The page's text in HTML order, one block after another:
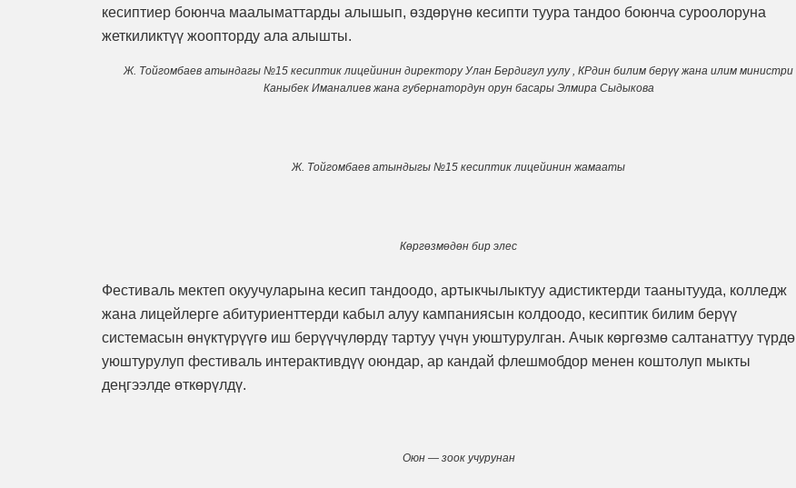
кесиптиер боюнча маалыматтарды алышып, өздөрүнө кесипти туура тандоо боюнча суроолоруна
жеткиликтүү жоопторду ала алышты.
Ж. Тойгомбаев атындагы №15 кесиптик лицейинин директору Улан Бердигул уулу , КРдин билим берүү жана илим министри
Каныбек Иманалиев жана губернатордун орун басары Элмира Сыдыкова
Ж. Тойгомбаев атындыгы №15 кесиптик лицейинин жамааты
Көргөзмөдөн бир элес
Фестиваль мектеп окуучуларына кесип тандоодо, артыкчылыктуу адистиктерди таанытууда, колледж
жана лицейлерге абитуриенттерди кабыл алуу кампаниясын колдоодо, кесиптик билим берүү
системасын өнүктүрүүгө иш берүүчүлөрдү тартуу үчүн уюштурулган. Ачык көргөзмө салтанаттуу түрдө
уюштурулуп фестиваль интерактивдүү оюндар, ар кандай флешмобдор менен коштолуп мыкты
деңгээлде өткөрүлдү.
Оюн — зоок учурунан